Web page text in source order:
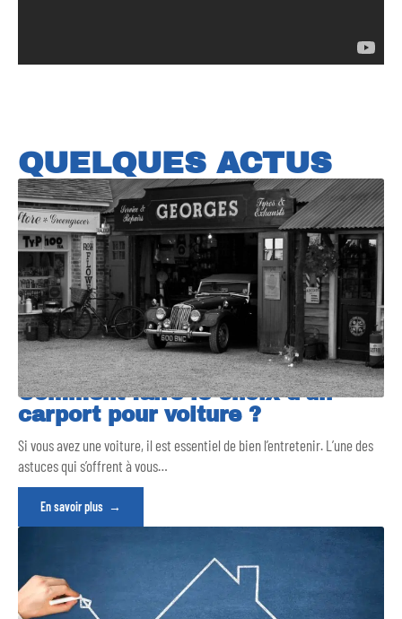
QUELQUES ACTUS
Comment faire le choix d’un
carport pour voiture ?
Si vous avez une voiture, il est essentiel de bien l’entretenir. L’une des
astuces qui s’offrent à vous…
En savoir plus